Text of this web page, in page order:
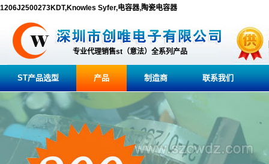
1206J2500273KDT,Knowles Syfer,电容器,陶瓷电容器
专业代理销售st（意法）全系列产品
ST产品选型 产品 制造商 联系我们